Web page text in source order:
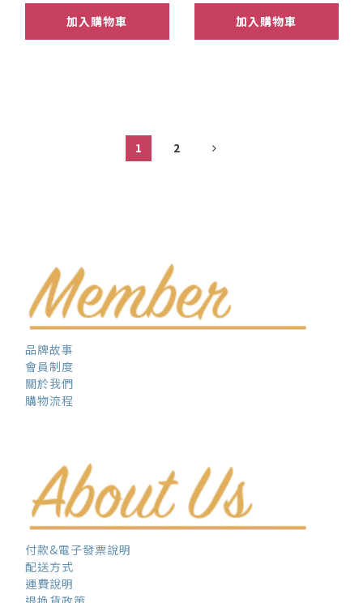
加入購物車 加入購物車
1 2
品牌故事
會員制度
關於我們
購物流程
付款&電子發票說明
配送方式
運費說明